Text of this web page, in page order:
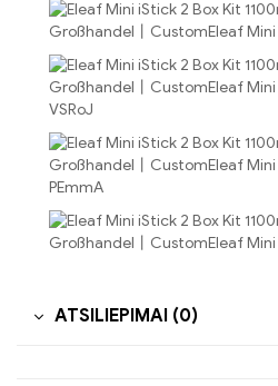
ATSILIEPIMAI (0)